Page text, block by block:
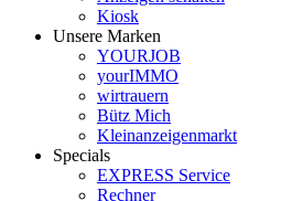
Kiosk
Unsere Marken
YOURJOB
yourIMMO
wirtrauern
Bütz Mich
Kleinanzeigenmarkt
Specials
EXPRESS Service
Rechner